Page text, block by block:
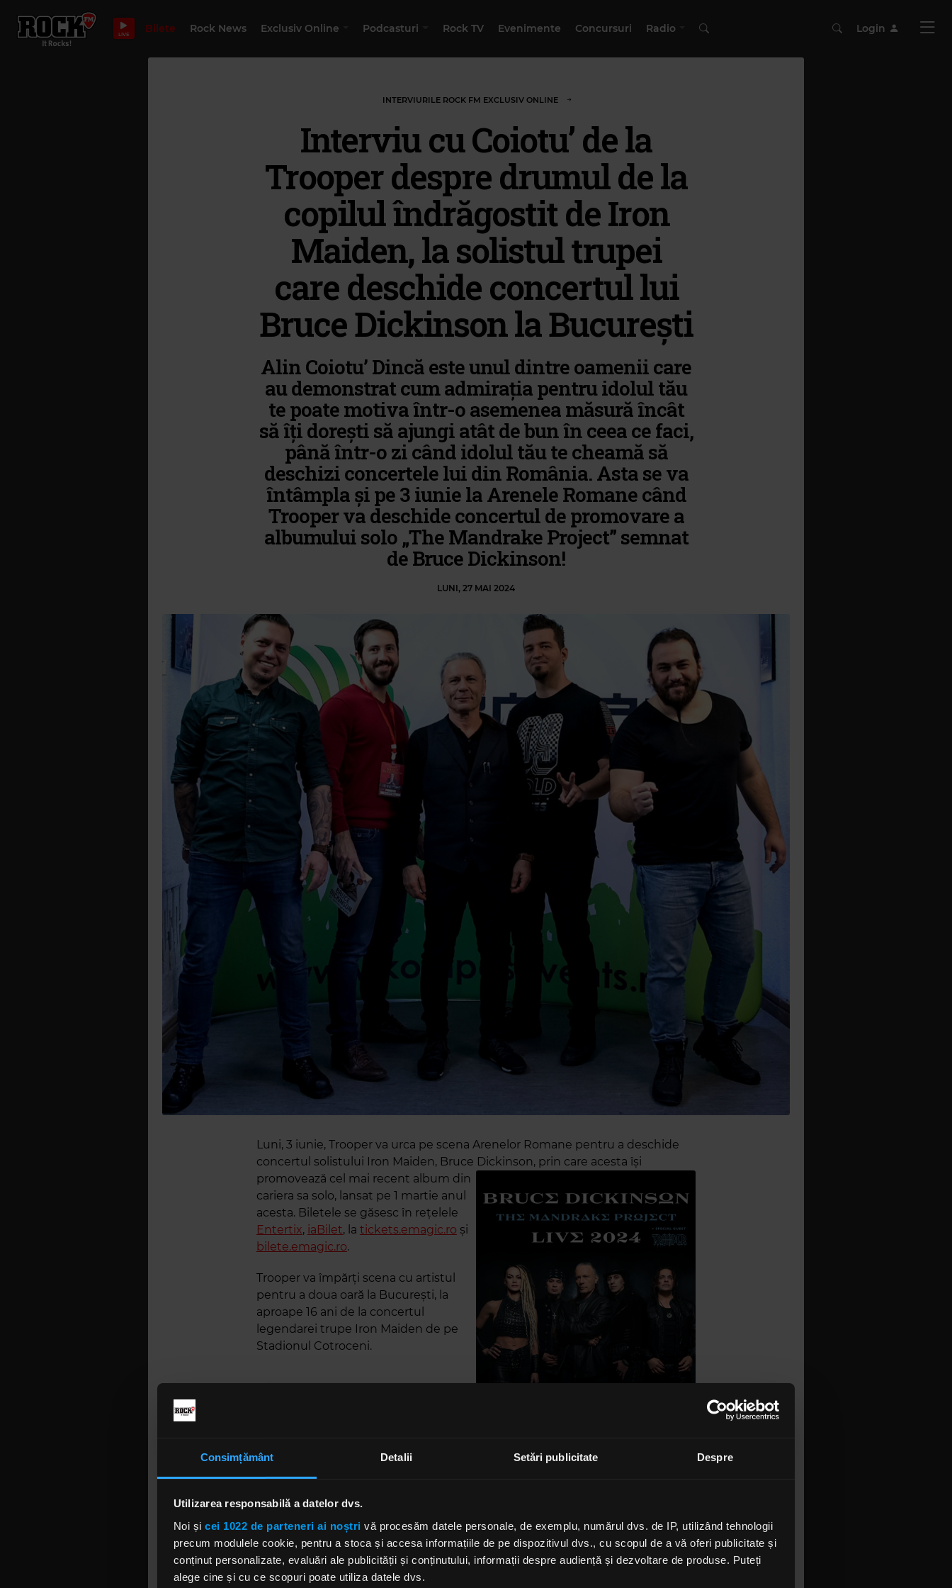
Consimțământ Detalii Setări publicitate Despre
Utilizarea responsabilă a datelor dvs.
Noi și cei 1022 de parteneri ai noștri vă procesăm datele personale, de exemplu, numărul dvs. de IP, utilizând tehnologii
precum modulele cookie, pentru a stoca și accesa informațiile de pe dispozitivul dvs., cu scopul de a vă oferi publicitate și
conținut personalizate, evaluări ale publicității și conținutului, informații despre audiență și dezvoltare de produse. Puteți
alege cine și cu ce scopuri poate utiliza datele dvs.
LIVE Bilete Rock News Exclusiv Online Podcasturi Rock TV Evenimente Concursuri Radio Login
INTERVIURILE ROCK FM EXCLUSIV ONLINE
Interviu cu Coiotu’ de la
Trooper despre drumul de la
copilul îndrăgostit de Iron
Maiden, la solistul trupei
care deschide concertul lui
Bruce Dickinson la București
Alin Coiotu’ Dincă este unul dintre oamenii care
au demonstrat cum admirația pentru idolul tău
te poate motiva într-o asemenea măsură încât
să îți dorești să ajungi atât de bun în ceea ce faci,
până într-o zi când idolul tău te cheamă să
deschizi concertele lui din România. Asta se va
întâmpla și pe 3 iunie la Arenele Romane când
Trooper va deschide concertul de promovare a
albumului solo „The Mandrake Project” semnat
de Bruce Dickinson!
LUNI, 27 MAI 2024
Luni, 3 iunie, Trooper va urca pe scena Arenelor Romane pentru a deschide
concertul solistului Iron Maiden, Bruce Dickinson, prin care acesta își
promovează cel mai recent album din
cariera sa solo, lansat pe 1 martie anul
acesta. Biletele se găsesc în rețelele
Entertix, iaBilet, la tickets.emagic.ro și
bilete.emagic.ro.
Trooper va împărți scena cu artistul
pentru a doua oară la București, la
aproape 16 ani de la concertul
legendarei trupe Iron Maiden de pe
Stadionul Cotroceni.
Iron Maiden. Era o imagine dintr-un concert. De atunci am simțit energia
acelor muzicieni și mi-am dorit să îi ascult. În 1990, unchiul meu, chitarist în
Chrom Dioxid, a venit la noi acasă cu un video împrumutat și cu două
casete video - "Iron Maiden: Live after death" și "Iron Maiden: Maiden
England". Nu pot să descriu ce am simțit urmărind concertele astea două.